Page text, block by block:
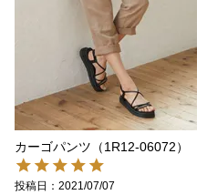
カーゴパンツ（1R12-06072）
投稿日 2021/07/07